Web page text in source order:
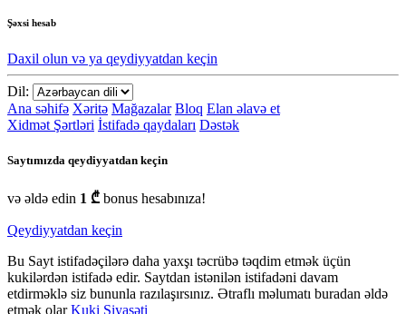
Şəxsi hesab
Daxil olun və ya qeydiyyatdan keçin
Dil:
Ana səhifə Xəritə Mağazalar Bloq Elan əlavə et
Xidmət Şərtləri İstifadə qaydaları Dəstək
Saytımızda qeydiyyatdan keçin
və əldə edin 1 ₾ bonus hesabınıza!
Qeydiyyatdan keçin
Bu Sayt istifadəçilərə daha yaxşı təcrübə təqdim etmək üçün
kukilərdən istifadə edir. Saytdan istənilən istifadəni davam
etdirməklə siz bununla razılaşırsınız. Ətraflı məlumatı buradan əldə
etmək olarKuki Siyasəti